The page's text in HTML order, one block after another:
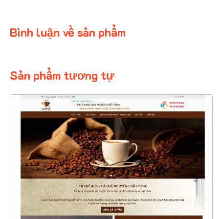
Bình luận về sản phẩm
Sản phẩm tương tự
4550